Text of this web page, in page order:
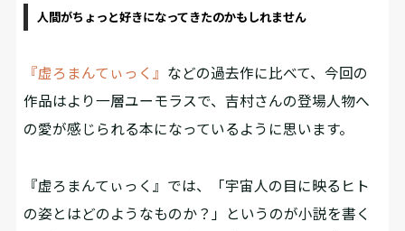
人間がちょっと好きになってきたのかもしれません
『虚ろまんてぃっく』 などの過去作に比べて、今回の
作品はより一層ユーモラスで、吉村さんの登場人物へ
の愛が感じられる本になっているように思います。
『虚ろまんてぃっく』では、「宇宙人の目に映るヒト
の姿とはどのようなものか？」というのが小説を書く